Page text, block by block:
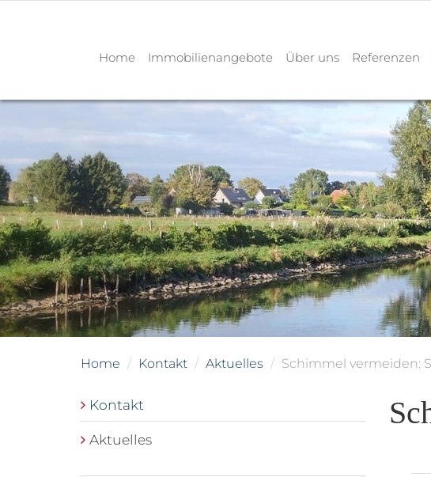
Home Immobilienangebote Über uns Referenzen
Home Kontakt Aktuelles Schimmel vermeiden:
Kontakt
Aktuelles